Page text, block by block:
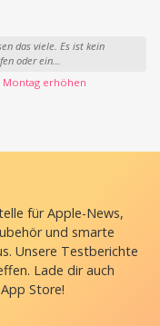
das viele. Es ist kein
oder ein...
Montag erhöhen
für Apple-News,
und smarte
Unsere Testberichte
Lade dir auch
Store!